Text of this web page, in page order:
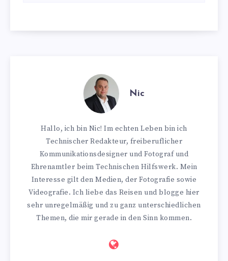
Nic
Hallo, ich bin Nic! Im echten Leben bin ich
Technischer Redakteur, freiberuflicher
Kommunikationsdesigner und Fotograf und
Ehrenamtler beim Technischen Hilfswerk. Mein
Interesse gilt den Medien, der Fotografie sowie
Videografie. Ich liebe das Reisen und blogge hier
sehr unregelmäßig und zu ganz unterschiedlichen
Themen, die mir gerade in den Sinn kommen.